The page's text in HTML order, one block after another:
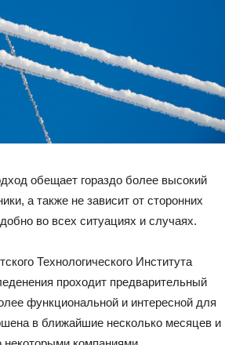
обещает гораздо более высокий
а также не зависит от сторонних
во всех ситуациях и случаях.
Технологического Института
проходит предварительный
функциональной и интересной для
в ближайшие несколько месяцев и